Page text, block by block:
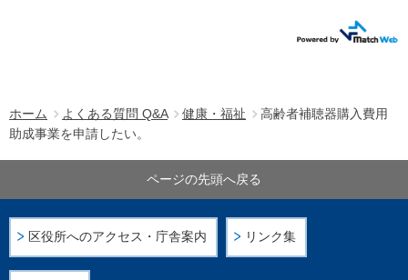
ホーム よくある質問 Q&A 健康・福祉
高齢者補聴器購入費用
助成事業を申請したい。
区役所へのアクセス・庁舎案内 リンク集
ページの先頭へ戻る